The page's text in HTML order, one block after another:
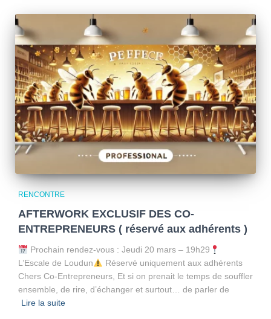
RENCONTRE
AFTERWORK EXCLUSIF DES CO-
ENTREPRENEURS ( réservé aux adhérents )
Prochain rendez-vous : Jeudi 20 mars – 19h29
L’Escale de Loudun
Réservé uniquement aux adhérents
Chers Co-Entrepreneurs, Et si on prenait le temps de souffler
ensemble, de rire, d’échanger et surtout… de parler de
Lire la suite